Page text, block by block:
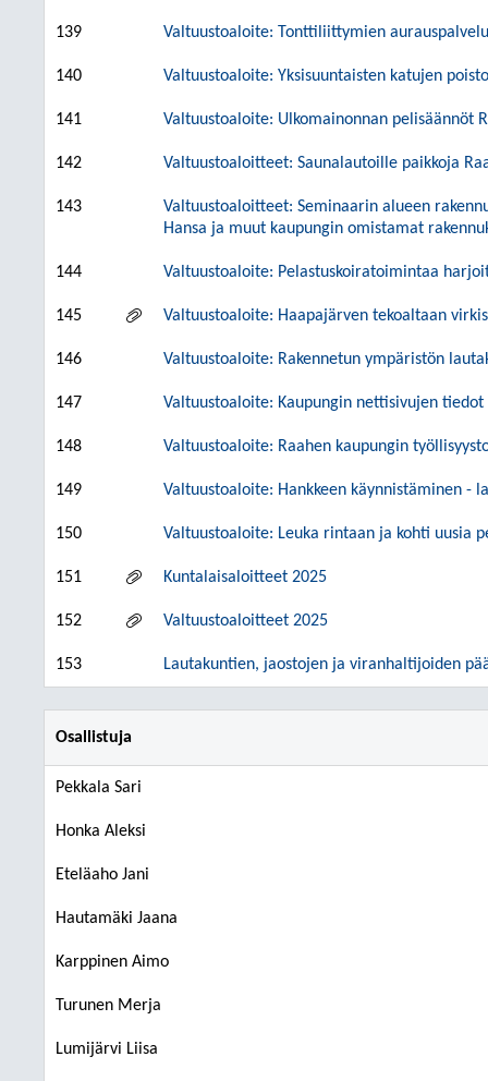
139 Valtuustoaloite: Tonttiliittymien
140 Valtuustoaloite: Yksisuuntaisten katujen
141 Valtuustoaloite: Ulkomainonnan pelisäännöt
142 Valtuustoaloitteet: Saunalautoille paikkoja
143
Valtuustoaloitteet: Seminaarin alueen
Hansa ja muut kaupungin omistamat
144 Valtuustoaloite: Pelastuskoiratoimintaa
145 Valtuustoaloite: Haapajärven tekoaltaan
146 Valtuustoaloite: Rakennetun ympäristön
147 Valtuustoaloite: Kaupungin nettisivujen
148 Valtuustoaloite: Raahen kaupungin
149 Valtuustoaloite: Hankkeen käynnistäminen -
150 Valtuustoaloite: Leuka rintaan ja kohti uusia
151 Kuntalaisaloitteet 2025
152 Valtuustoaloitteet 2025
153 Lautakuntien, jaostojen ja viranhaltijoiden
Osallistuja
Pekkala Sari
Honka Aleksi
Eteläaho Jani
Hautamäki Jaana
Karppinen Aimo
Turunen Merja
Lumijärvi Liisa